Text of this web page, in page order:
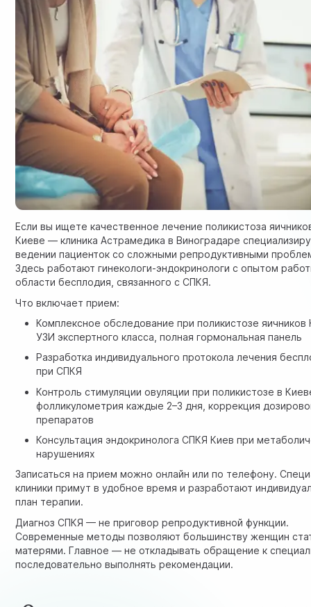
Если вы ищете качественное лечение поликистоза
Киеве — клиника Астрамедика в Виноградаре
ведении пациенток со сложными репродуктивными
Здесь работают гинекологи-эндокринологи с опытом
области бесплодия, связанного с СПКЯ.
Что включает прием:
Комплексное обследование при поликистозе
УЗИ экспертного класса , полная гормональная панель
Разработка индивидуального протокола лечения
при СПКЯ
Контроль стимуляции овуляции при поликистозе в
фолликулометрия каждые 2–3 дня, коррекция
препаратов
Консультация эндокринолога СПКЯ Киев при
нарушениях
Записаться на прием можно онлайн или по телефону.
клиники примут в удобное время и разработают
план терапии.
Диагноз СПКЯ — не приговор репродуктивной функции.
Современные методы позволяют большинству женщин
матерями. Главное — не откладывать обращение к
последовательно выполнять рекомендации.